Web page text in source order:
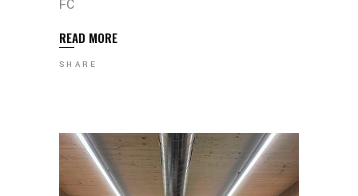
FC
READ MORE
SHARE